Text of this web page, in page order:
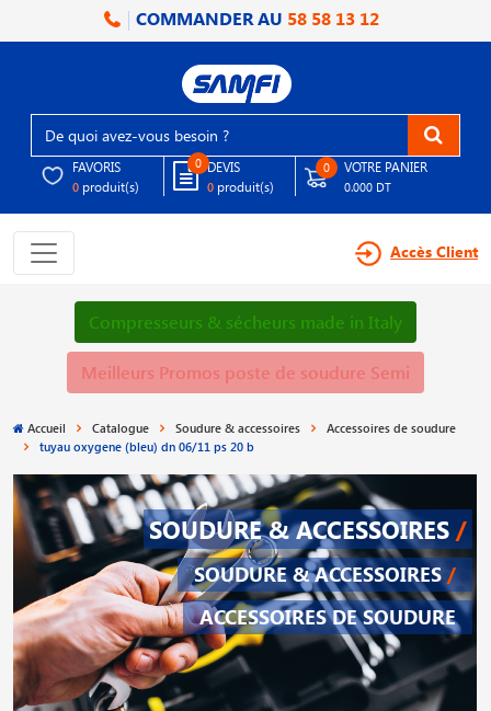
COMMANDER AU 58 58 13 12
FAVORIS
0 produit(s)
0 DEVIS
0 produit(s)
0 VOTRE PANIER
0.000 DT
Accès Client
Compresseurs & sécheurs made in Italy
Meilleurs Promos poste de soudure Semi
Accueil Catalogue Soudure & accessoires
Accessoires de soudure
tuyau oxygene (bleu) dn 06/11 ps 20 b
SOUDURE & ACCESSOIRES /
SOUDURE & ACCESSOIRES /
ACCESSOIRES DE SOUDURE